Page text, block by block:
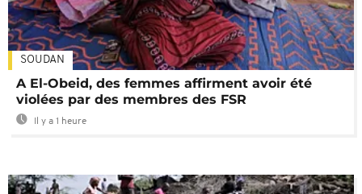
SOUDAN
A El-Obeid, des femmes affirment avoir été
violées par des membres des FSR
Il y a 1 heure